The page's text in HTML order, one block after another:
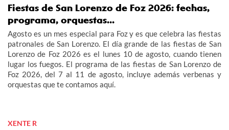
Fiestas de San Lorenzo de Foz 2026: fechas,
programa, orquestas...
Agosto es un mes especial para Foz y es que celebra las fiestas
patronales de San Lorenzo. El día grande de las fiestas de San
Lorenzo de Foz 2026 es el lunes 10 de agosto, cuando tienen
lugar los fuegos. El programa de las fiestas de San Lorenzo de
Foz 2026, del 7 al 11 de agosto, incluye además verbenas y
orquestas que te contamos aquí.
XENTE R